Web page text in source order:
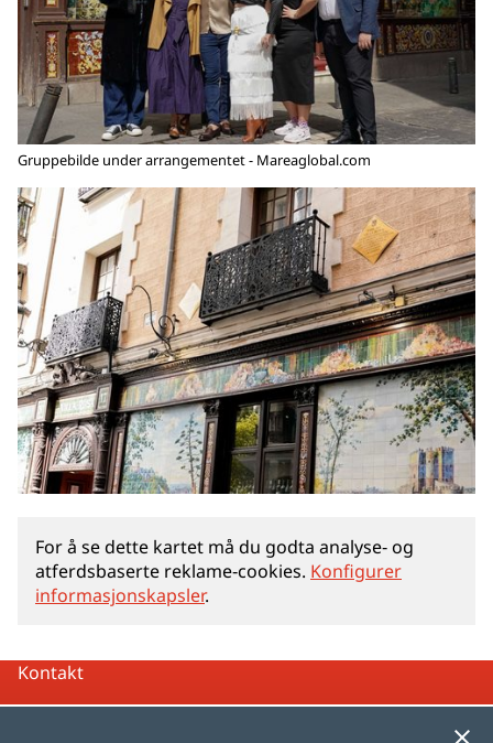
Gruppebilde under arrangementet - Mareaglobal.com
For å se dette kartet må du godta analyse‑ og
atferdsbaserte reklame‑cookies. Konfigurer
informasjonskapsler.
Kontakt
Juridisk merknad